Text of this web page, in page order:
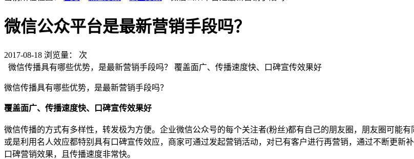
微信公众平台是最新营销手段吗？
2017-08-18 浏览量：
次
微信传播具有哪些优势，是最新营销手段吗？ 覆盖面广、传播速度快、口碑宣传效果好
微信传播具有哪些优势，是最新营销手段吗？
覆盖面广、传播速度快、口碑宣传效果好
微信传播的方式有多样性，转发极为方便。企业微信公众号的每个关注者(粉丝)都有自己的朋友圈，朋友圈可能
或是利用名人效应都特别具有口碑宣传效应，商家可通过发起营销活动，对已有客户进行再营销，通过不断更新
口碑营销效果，且传播速度非常快。